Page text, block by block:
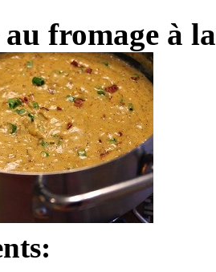
fromage à